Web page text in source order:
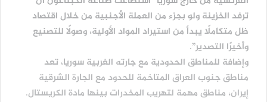
ترفد الخزينة ولو بجزء من العملة الأجنبية من خلال اقتصاد
ظل متكاملًا يبدأ من استيراد المواد الأولية، وصولًا للتصنيع
وأخيرًا التصدير”.
وإضافة للمناطق الحدودية مع جارته الغربية سوريا، تعد
مناطق جنوب العراق المتاخمة للحدود مع الجارة الشرقية
إيران، مناطق مهمة لتهريب المخدرات بينها مادة الكريستال.